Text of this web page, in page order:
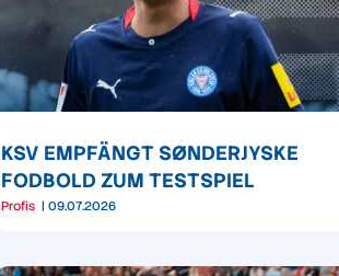
KSV EMPFÄNGT SØNDERJYSKE
FODBOLD ZUM TESTSPIEL
Profis 09.07.2026